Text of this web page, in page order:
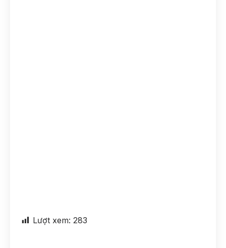
Lượt xem: 283